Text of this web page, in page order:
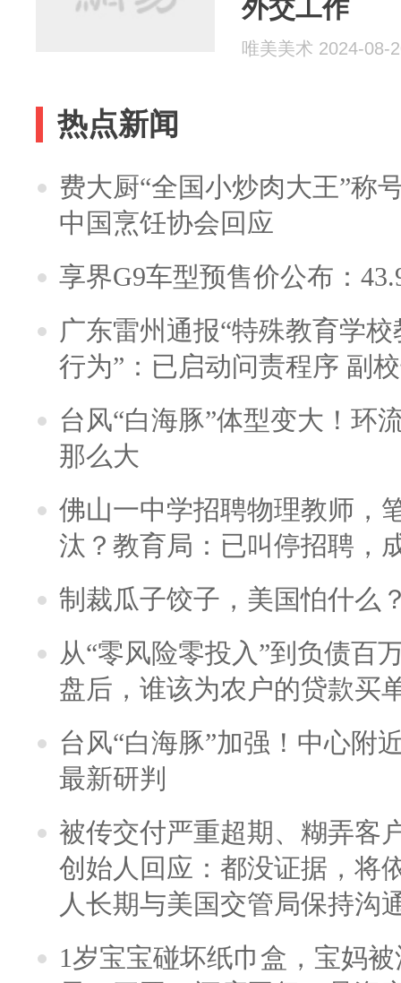
外交工作
唯美美术 2024-08-
热点新闻
费大厨“全国小炒肉大王”称
中国烹饪协会回应
享界G9车型预售价公布：
广东雷州通报“特殊教育学
行为”：已启动问责程序 副
台风“白海豚”体型变大！环
那么大
佛山一中学招聘物理教师，
汰？教育局：已叫停招聘，
制裁瓜子饺子，美国怕什么
从“零风险零投入”到负债百
盘后，谁该为农户的贷款买
台风“白海豚”加强！中心附
最新研判
被传交付严重超期、糊弄客
创始人回应：都没证据，将
人长期与美国交管局保持沟
1岁宝宝碰坏纸巾盒，宝妈